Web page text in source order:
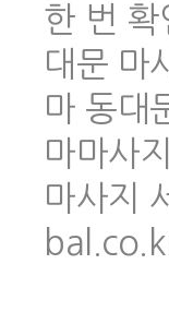
한 번
대문 마
마 동대
마마사
마사지